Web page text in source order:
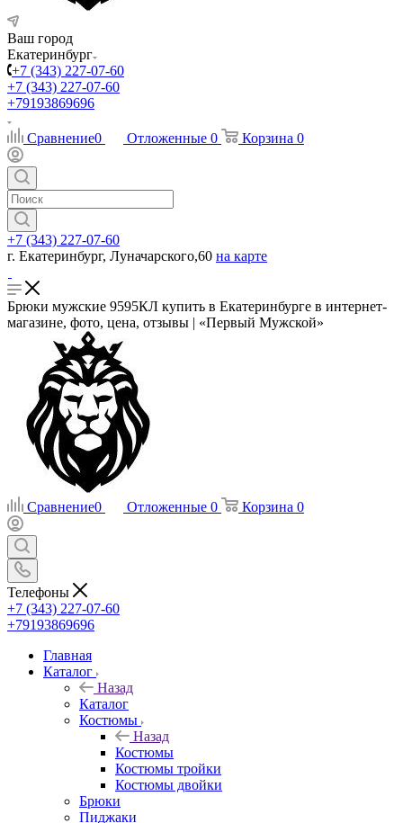
Ваш город
Екатеринбург
+7 (343) 227-07-60
+7 (343) 227-07-60
+79193869696
Сравнение0 Отложенные 0 Корзина 0
+7 (343) 227-07-60
г. Екатеринбург, Луначарского,60 на карте
Брюки мужские 9595КЛ купить в Екатеринбурге в интернет-
магазине, фото, цена, отзывы | «Первый Мужской»
Сравнение0 Отложенные 0 Корзина 0
Телефоны
+7 (343) 227-07-60
+79193869696
Главная
Каталог
Назад
Каталог
Костюмы
Назад
Костюмы
Костюмы тройки
Костюмы двойки
Брюки
Пиджаки